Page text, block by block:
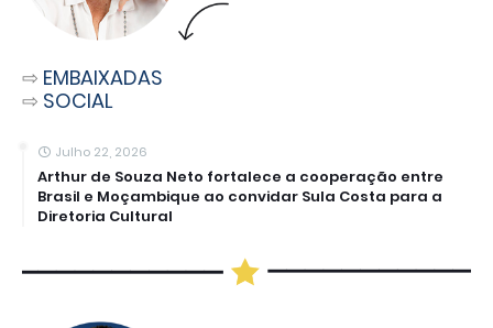
⇨ EMBAIXADAS
⇨ SOCIAL
Julho 22, 2026
Arthur de Souza Neto fortalece a cooperação entre
Brasil e Moçambique ao convidar Sula Costa para a
Diretoria Cultural